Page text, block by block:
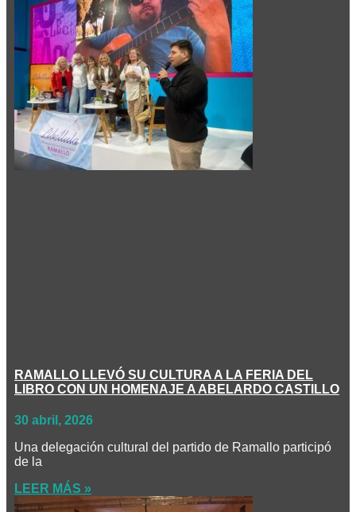
RAMALLO LLEVÓ SU CULTURA A LA FERIA DEL
LIBRO CON UN HOMENAJE A ABELARDO CASTILLO
30 abril, 2026
Una delegación cultural del partido de Ramallo participó
de la
LEER MÁS »